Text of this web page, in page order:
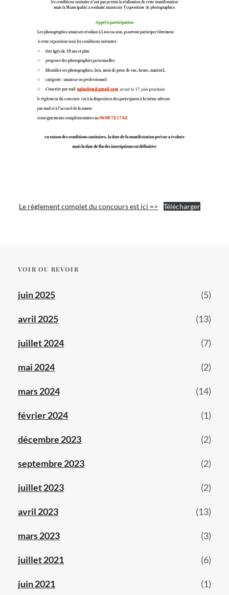
Le règlement complet du concours est ici => Télécharger
VOIR OU REVOIR
juin 2025 (5)
avril 2025 (13)
juillet 2024 (7)
mai 2024 (2)
mars 2024 (14)
février 2024 (1)
décembre 2023 (2)
septembre 2023 (2)
juillet 2023 (2)
avril 2023 (13)
mars 2023 (3)
juillet 2021 (6)
juin 2021 (1)